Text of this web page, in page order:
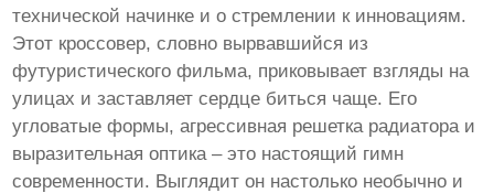
технической начинке и о стремлении к инновациям.
Этот кроссовер, словно вырвавшийся из
футуристического фильма, приковывает взгляды на
улицах и заставляет сердце биться чаще. Его
угловатые формы, агрессивная решетка радиатора и
выразительная оптика – это настоящий гимн
современности. Выглядит он настолько необычно и